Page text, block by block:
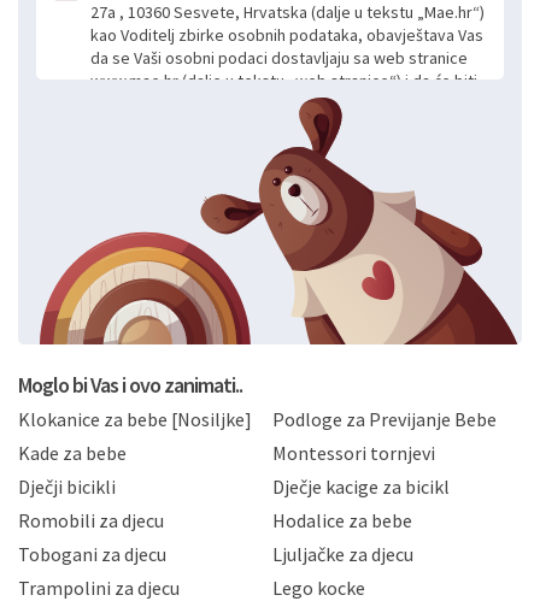
27a , 10360 Sesvete, Hrvatska (dalje u tekstu „Mae.hr“)
kao Voditelj zbirke osobnih podataka, obavještava Vas
da se Vaši osobni podaci dostavljaju sa web stranice
www.mae.hr (dalje u tekstu „web stranice“) i da će biti
obrađeni. Prihvaćanjem ove Izjave smatra se da
slobodno i izričito dajete privolu za prikupljanje i daljnju
obradu Vaših osobnih podataka koje ustupate Mae.hr
putem ovih web stranica u svrhu odgovora i daljnje
komunikacije na Vaš upit poslan kroz kontakt obrazac.
Radi se o dobrovoljnom davanju podataka te ovu
Izjavu niste dužni prihvatiti odnosno niste dužni unositi
svoje osobne podatke u jednu od prijavnih
formi/obrazaca dostupnih na ovim web stranicama.
BRO'N BRO d.o.o. će s Vašim osobnim podacima
postupati sukladno Općoj uredbi o zaštiti podataka
privatnosti i kolačića koju možete pročitati ovdje i
Hrvatske, a uvijek uz primjenu odgovarajućih tehničkih i
sigurnosnih mjera zaštite osobnih podataka od
neovlaštenog pristupa, zlouporabe, otkrivanja,
gubitka ili uništenja. Mae.hr štiti privatnost svojih
korisnika i posjetitelja web stranica, čuva povjerljivost
Vaših osobnih podataka te omogućava pristup i
priopćavanje osobnih podataka samo onim svojim
zaposlenicima kojima su isti potrebni radi provedbe
Moglo bi Vas i ovo zanimati..
Klokanice za bebe [Nosiljke]
Podloge za Previjanje Bebe
Kade za bebe
Montessori tornjevi
Dječji bicikli
Dječje kacige za bicikl
Romobili za djecu
Hodalice za bebe
Tobogani za djecu
Ljuljačke za djecu
Trampolini za djecu
Lego kocke